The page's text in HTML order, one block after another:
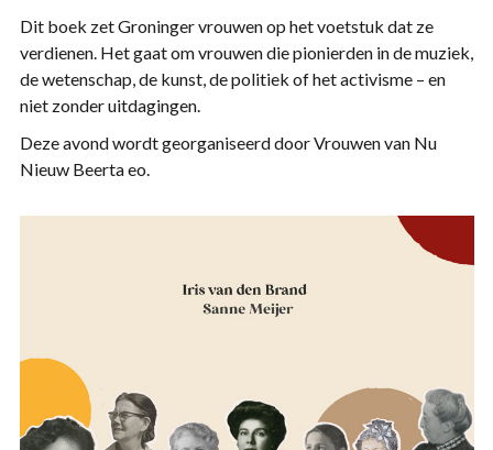
Dit boek zet Groninger vrouwen op het voetstuk dat ze
verdienen. Het gaat om vrouwen die pionierden in de muziek,
de wetenschap, de kunst, de politiek of het activisme – en
niet zonder uitdagingen.
Deze avond wordt georganiseerd door Vrouwen van Nu
Nieuw Beerta eo.